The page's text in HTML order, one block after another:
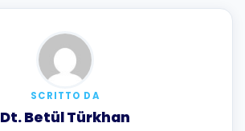
SCRITTO DA
Dt. Betül Türkhan